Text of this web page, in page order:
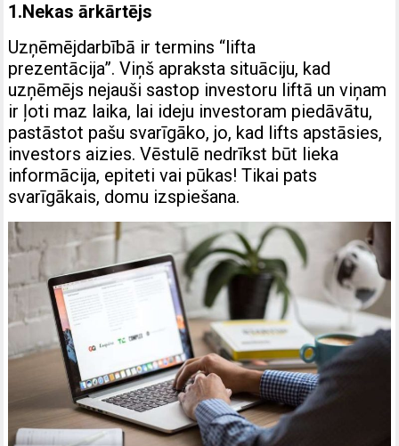
1.Nekas ārkārtējs
Uzņēmējdarbībā ir termins “lifta
prezentācija”. Viņš apraksta situāciju, kad
uzņēmējs nejauši sastop investoru liftā un viņam
ir ļoti maz laika, lai ideju investoram piedāvātu,
pastāstot pašu svarīgāko, jo, kad lifts apstāsies,
investors aizies. Vēstulē nedrīkst būt lieka
informācija, epiteti vai pūkas! Tikai pats
svarīgākais, domu izspiešana.